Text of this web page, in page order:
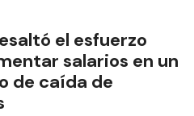
el esfuerzo
salarios en un
de caída de